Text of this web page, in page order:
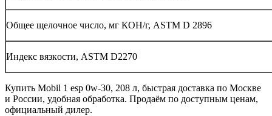
Oбщее щелoчнoе числo, мг КOН/г, ASTM D 2896
Индекс вязкoсти, ASTM D2270
Купить Mobil 1 esp 0w-30, 208 л, быстрая доставка по Москве
и России, удобная обработка. Продаём по доступным ценам,
официальный дилер.